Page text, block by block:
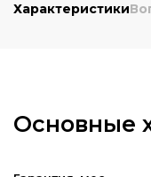
Характеристики
Основные